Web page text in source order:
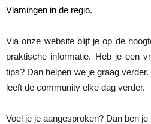
Vlamingen in de regio.
Via onze website blijf je op de
praktische informatie. Heb je een
tips? Dan helpen we je graag
leeft de community elke dag verder.
Voel je je aangesproken? Dan ben